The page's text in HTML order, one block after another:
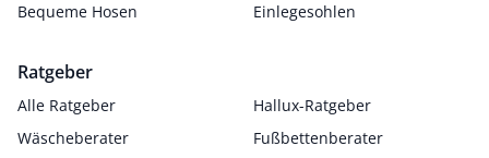
Bequeme Hosen
Einlegesohlen
Ratgeber
Alle Ratgeber
Hallux-Ratgeber
Wäscheberater
Fußbettenberater